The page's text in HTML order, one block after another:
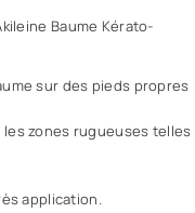
Baume Kérato-
sur des pieds propres
zones rugueuses telles
application.